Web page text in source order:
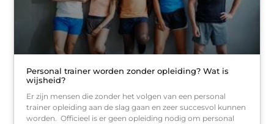
Personal trainer worden zonder opleiding? Wat is
wijsheid?
Er zijn mensen die zonder het volgen van een personal
trainer opleiding aan de slag gaan en zeer succesvol kunnen
worden. Officieel is er geen opleiding nodig om personal